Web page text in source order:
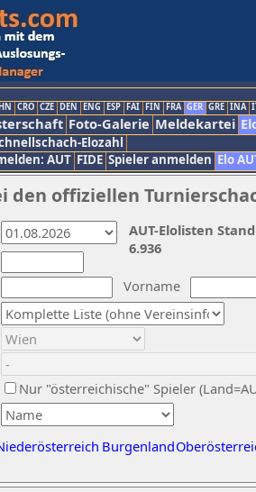
CRO CZE DEN ENG ESP FAI FIN FRA GER GRE INA
Foto-Galerie Meldekartei
Elozahl
AUT FIDE Spieler anmelden Elo
den offiziellen
Vorname
Nur "österreichische" Spieler
Burgenland
AUT-Elolisten
6.936